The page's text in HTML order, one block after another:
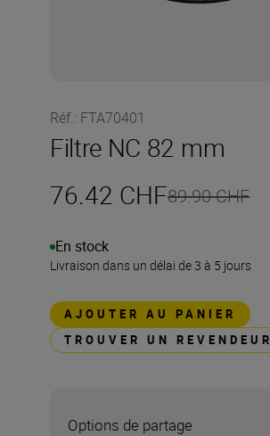
Réf.: FTA70401
Filtre NC 82 mm
76.42 CHF89.90 CHF
En stock
Livraison dans un délai de 3 à 5 jours
AJOUTER AU PANIER
TROUVER UN REVENDEUR
Options de partage